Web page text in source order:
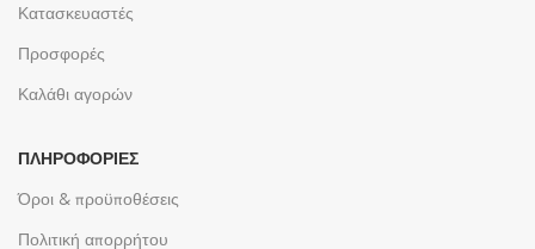
Κατασκευαστές
Προσφορές
Καλάθι αγορών
ΠΛΗΡΟΦΟΡΊΕΣ
Όροι & προϋποθέσεις
Πολιτική απορρήτου